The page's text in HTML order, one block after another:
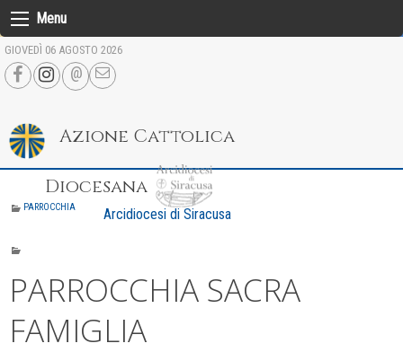
Skip
to
content
Menu
GIOVEDÌ 06 AGOSTO 2026
Azione Cattolica
Diocesana
Arcidiocesi di Siracusa
PARROCCHIA
PARROCCHIA SACRA
FAMIGLIA